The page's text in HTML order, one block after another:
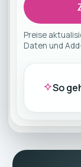
Preise
Daten und
So